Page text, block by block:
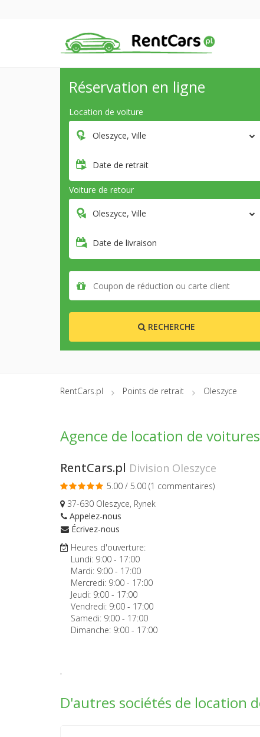
Réservation en ligne
Location de voiture
Oleszyce, Ville
Date de retrait
Voiture de retour
Oleszyce, Ville
Date de livraison
RECHERCHE
RentCars.pl Points de retrait Oleszyce
Agence de location de
RentCars.pl Division Oleszyce
5.00 / 5.00 (1 commentaires)
37-630 Oleszyce, Rynek
Appelez-nous
Écrivez-nous
Heures d'ouverture:
Lundi: 9:00 - 17:00
Mardi: 9:00 - 17:00
Mercredi: 9:00 - 17:00
Jeudi: 9:00 - 17:00
Vendredi: 9:00 - 17:00
Samedi: 9:00 - 17:00
Dimanche: 9:00 - 17:00
.
D'autres sociétés de location